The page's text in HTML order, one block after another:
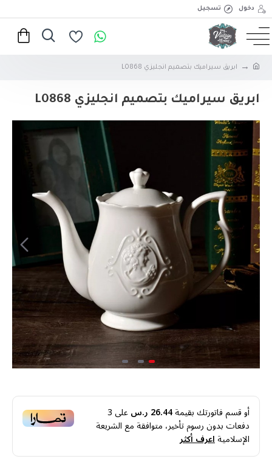
دخول تسجيل
ابريق سيراميك بتصميم انجليزي L0868
ابريق سيراميك بتصميم انجليزي L0868
أو قسم فاتورتك بقيمة26.44 ر.س على3
دفعات بدون رسوم تأخير، متوافقة مع الشريعة
الإسلاميةاعرف أكثر